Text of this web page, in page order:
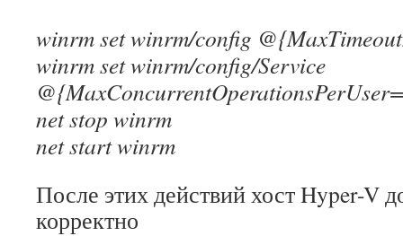
winrm set winrm/config
winrm set winrm/config/Service
net stop winrm
net start winrm
После этих действий хост Hyper-V
корректно